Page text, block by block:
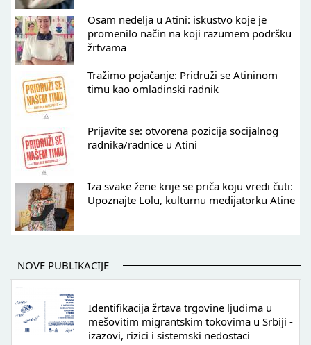
Osam nedelja u Atini: iskustvo koje je
promenilo način na koji razumem podršku
žrtvama
Tražimo pojačanje: Pridruži se Atininom
timu kao omladinski radnik
Prijavite se: otvorena pozicija socijalnog
radnika/radnice u Atini
Iza svake žene krije se priča koju vredi čuti:
Upoznajte Lolu, kulturnu medijatorku Atine
NOVE PUBLIKACIJE
Identifikacija žrtava trgovine ljudima u
mešovitim migrantskim tokovima u Srbiji -
izazovi, rizici i sistemski nedostaci